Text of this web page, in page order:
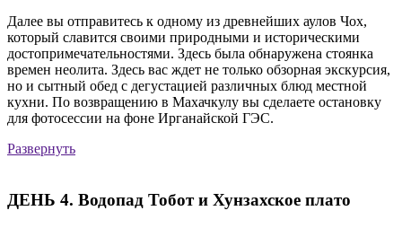
Далее вы отправитесь к одному из древнейших аулов Чох,
который славится своими природными и историческими
достопримечательностями. Здесь была обнаружена стоянка
времен неолита. Здесь вас ждет не только обзорная экскурсия,
но и сытный обед с дегустацией различных блюд местной
кухни. По возвращению в Махачкулу вы сделаете остановку
для фотосессии на фоне Ирганайской ГЭС.
Развернуть
ДЕНЬ 4. Водопад Тобот и Хунзахское плато